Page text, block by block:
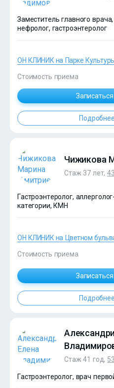
?>
Заместитель главного
нефролог, гастроэнтеролог
ОН КЛИНИК на Парке
Стоимость приема
?>
Чижикова
Стаж 37 лет,
Гастроэнтеролог,
категории, КМН
ОН КЛИНИК на Цветном
Стоимость приема
Стаж 41 год,
Гастроэнтеролог, врач